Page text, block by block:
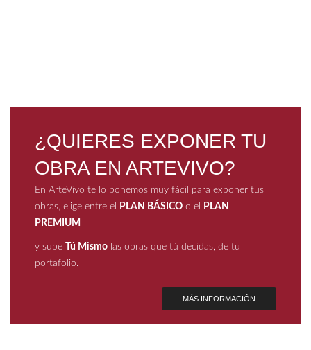
¿QUIERES EXPONER TU
OBRA EN ARTEVIVO?
En ArteVivo te lo ponemos muy fácil para exponer tus
obras, elige entre el
PLAN BÁSICO o el
PLAN
PREMIUM
y sube Tú Mismo las obras que tú decidas, de tu
portafolio.
MÁS INFORMACIÓN